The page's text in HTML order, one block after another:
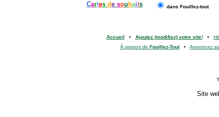
Cartes de sou haits dans Fouillez-tout
Accueil • Ajoutez (modifiez) votre site!•
À propos de Fouillez-Tout• Annoncez
Site